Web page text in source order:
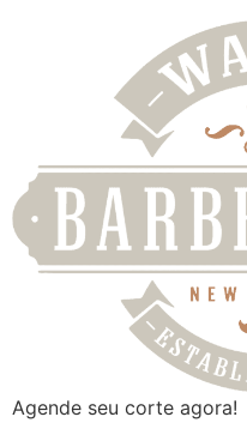
Agende seu corte agora!